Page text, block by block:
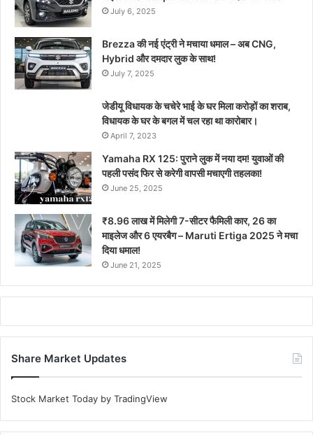
July 6, 2025
Brezza की नई एंट्री ने मचाया धमाल – अब CNG,
Hybrid और दमदार लुक के साथ!
July 7, 2025
जेडीयू विधायक के चचेरे भाई के घर मिला करोड़ों का शराब,
विधायक के घर के बगल में चल रहा था कारोबार।
April 7, 2023
Yamaha RX 125: पुराने लुक में नया दम! युवाओं की
पहली पसंद फिर से करेगी वापसी मचाएगी तहलका!
June 25, 2025
₹8.96 लाख में मिलेगी 7-सीटर फैमिली कार, 26 का
माइलेज और 6 एयरबैग – Maruti Ertiga 2025 ने मचा
दिया धमाल!
June 21, 2025
Share Market Updates
Stock Market Today by TradingView